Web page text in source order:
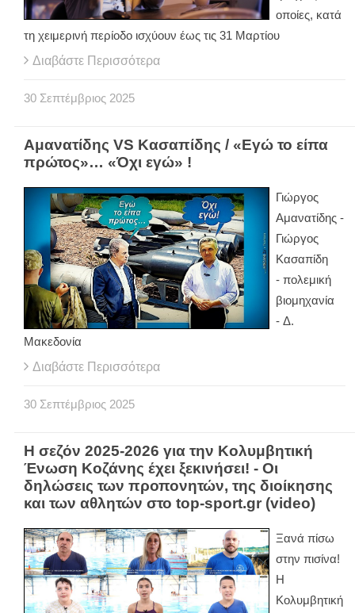
οποίες, κατά
τη χειμερινή περίοδο ισχύουν έως τις 31 Μαρτίου
Διαβάστε Περισσότερα
30 Σεπτέμβριος 2025
Αμανατίδης VS Κασαπίδης / «Εγώ το είπα
πρώτος»… «Όχι εγώ» !
Γιώργος
Αμανατίδης -
Γιώργος
Κασαπίδη
- πολεμική
βιομηχανία
- Δ.
Μακεδονία
Διαβάστε Περισσότερα
30 Σεπτέμβριος 2025
Η σεζόν 2025-2026 για την Κολυμβητική
Ένωση Κοζάνης έχει ξεκινήσει! - Οι
δηλώσεις των προπονητών, της διοίκησης
και των αθλητών στο top-sport.gr (video)
Ξανά πίσω
στην πισίνα!
Η
Κολυμβητική